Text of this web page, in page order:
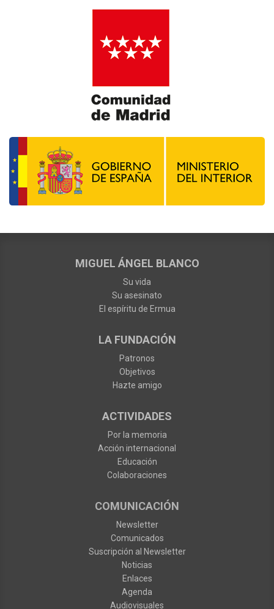
MIGUEL ÁNGEL BLANCO
Su vida
Su asesinato
El espíritu de Ermua
LA FUNDACIÓN
Patronos
Objetivos
Hazte amigo
ACTIVIDADES
Por la memoria
Acción internacional
Educación
Colaboraciones
COMUNICACIÓN
Newsletter
Comunicados
Suscripción al Newsletter
Noticias
Enlaces
Agenda
Audiovisuales